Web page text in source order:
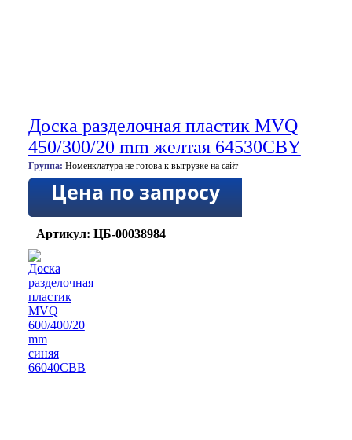
Доска разделочная пластик MVQ
450/300/20 mm желтая 64530CBY
Группа: Номенклатура не готова к выгрузке на сайт
Цена по запросу
Артикул: ЦБ-00038984